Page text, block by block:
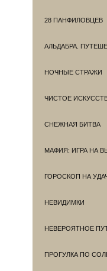
28 ПАНФИЛОВЦЕВ
АЛЬДАБРА.
НОЧНЫЕ СТРАЖИ
ЧИСТОЕ
СНЕЖНАЯ БИТВА
МАФИЯ: ИГРА НА
ГОРОСКОП НА
НЕВИДИМКИ
НЕВЕРОЯТНОЕ
ПРОГУЛКА ПО